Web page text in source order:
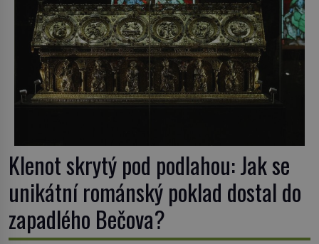
Klenot skrytý pod podlahou: Jak se
unikátní románský poklad dostal do
zapadlého Bečova?